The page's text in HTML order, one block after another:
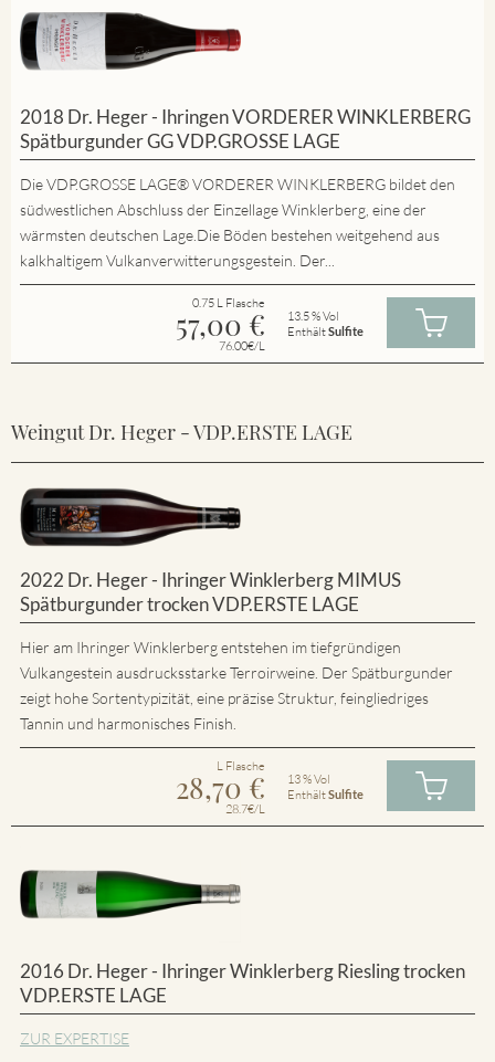
2018 Dr. Heger - Ihringen VORDERER WINKLERBERG
Spätburgunder GG VDP.GROSSE LAGE
Die VDP.GROSSE LAGE® VORDERER WINKLERBERG bildet den
südwestlichen Abschluss der Einzellage Winklerberg, eine der
wärmsten deutschen Lage.Die Böden bestehen weitgehend aus
kalkhaltigem Vulkanverwitterungsgestein. Der...
0.75 L Flasche
57,00 €
76.00€/L
13.5 % Vol
EnthältSulfite
Weingut Dr. Heger - VDP.ERSTE LAGE
2022 Dr. Heger - Ihringer Winklerberg MIMUS
Spätburgunder trocken VDP.ERSTE LAGE
Hier am Ihringer Winklerberg entstehen im tiefgründigen
Vulkangestein ausdrucksstarke Terroirweine. Der Spätburgunder
zeigt hohe Sortentypizität, eine präzise Struktur, feingliedriges
Tannin und harmonisches Finish.
L Flasche
28,70 €
28.7€/L
13 % Vol
EnthältSulfite
2016 Dr. Heger - Ihringer Winklerberg Riesling trocken
VDP.ERSTE LAGE
ZUR EXPERTISE